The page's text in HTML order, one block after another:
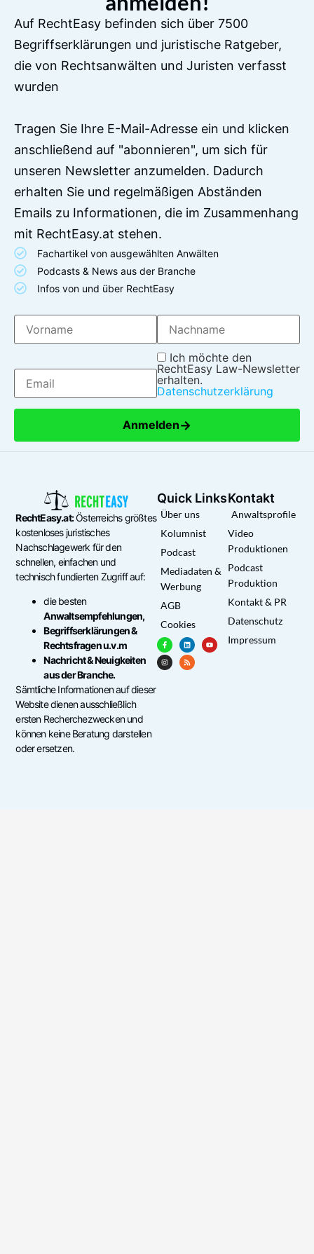
Auf RechtEasy befinden sich über 7500
Begriffserklärungen und juristische Ratgeber,
die von Rechtsanwälten und Juristen verfasst
wurden
Tragen Sie Ihre E-Mail-Adresse ein und klicken
anschließend auf "abonnieren", um sich für
unseren Newsletter anzumelden. Dadurch
erhalten Sie und regelmäßigen Abständen
Emails zu Informationen, die im Zusammenhang
mit RechtEasy.at stehen.
Fachartikel von ausgewählten Anwälten
Podcasts & News aus der Branche
Infos von und über RechtEasy
Ich möchte den
RechtEasy Law-Newsletter
erhalten.
Datenschutzerklärung
Anmelden→
RechtEasy.at:Österreichs größtes
kostenloses juristisches
Nachschlagewerk für den
schnellen, einfachen und
technisch fundierten Zugriff auf:
die besten
Anwaltsempfehlungen,
Begriffserklärungen &
Rechtsfragen u.v.m
Nachricht & Neuigkeiten
aus der Branche.
Sämtliche Informationen auf dieser
Website dienen ausschließlich
ersten Recherchezwecken und
können keine Beratung darstellen
oder ersetzen.
Quick Links
Über uns
Kolumnist
Podcast
Mediadaten &
Werbung
AGB
Cookies
Kontakt
Anwaltsprofile
Video
Produktionen
Podcast
Produktion
Kontakt & PR
Datenschutz
Impressum